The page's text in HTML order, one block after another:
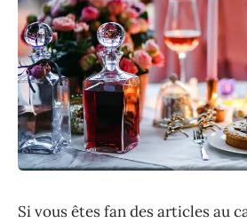
Si vous êtes fan des articles au